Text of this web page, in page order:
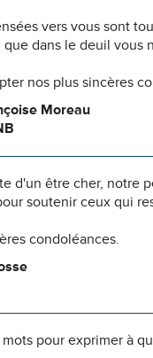
vers vous sont
que dans le deuil vous
nos plus sincères
Moreau
d'un être cher, notre
soutenir ceux qui
condoléances.
mots pour exprimer à